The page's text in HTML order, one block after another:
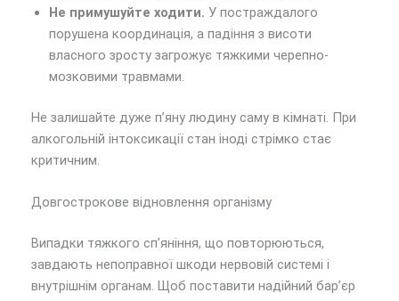
Не примушуйте ходити. У постраждалого
порушена координація, а падіння з висоти
власного зросту загрожує тяжкими черепно-
мозковими травмами.
Не залишайте дуже п’яну людину саму в кімнаті. При
алкогольній інтоксикації стан іноді стрімко стає
критичним.
Довгострокове відновлення організму
Випадки тяжкого сп’яніння, що повторюються,
завдають непоправної шкоди нервовій системі і
внутрішнім органам. Щоб поставити надійний бар’єр